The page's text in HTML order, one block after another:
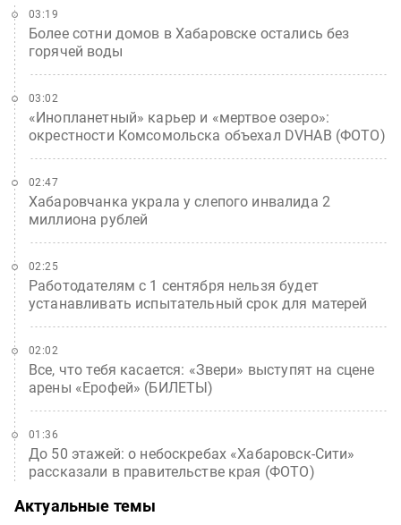
Более сотни домов в Хабаровске остались без
горячей воды
03:19
«Инопланетный» карьер и «мертвое озеро»:
окрестности Комсомольска объехал DVHAB (ФОТО)
03:02
Хабаровчанка украла у слепого инвалида 2
миллиона рублей
02:47
Работодателям с 1 сентября нельзя будет
устанавливать испытательный срок для матерей
02:25
Все, что тебя касается: «Звери» выступят на сцене
арены «Ерофей» (БИЛЕТЫ)
02:02
До 50 этажей: о небоскребах «Хабаровск-Сити»
рассказали в правительстве края (ФОТО)
01:36
Актуальные темы